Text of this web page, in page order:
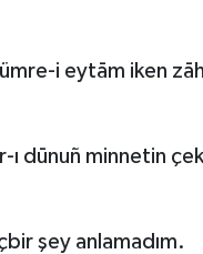
i eytām iken
ı dūnuñ minnetin
şey anlamadım.